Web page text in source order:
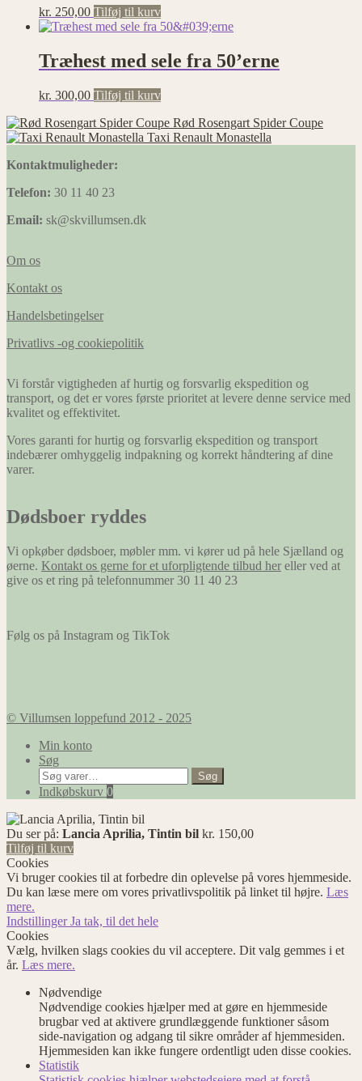
kr. 250,00 Tilføj til kurv
Træhest med sele fra 50’erne
kr. 300,00 Tilføj til kurv
Rød Rosengart Spider Coupe
Taxi Renault Monastella
Kontaktmuligheder:
Telefon: 30 11 40 23
Email: sk@skvillumsen.dk
Om os
Kontakt os
Handelsbetingelser
Privatlivs -og cookiepolitik
Vi forstår vigtigheden af hurtig og forsvarlig ekspedition og
transport, og det er vores første prioritet at levere denne service med
kvalitet og effektivitet.
Vores garanti for hurtig og forsvarlig ekspedition og transport
indebærer omhyggelig indpakning og korrekt håndtering af dine
varer.
Dødsboer ryddes
Vi opkøber dødsboer, møbler mm. vi kører ud på hele Sjælland og
øerne. Kontakt os gerne for et uforpligtende tilbud her eller ved at
give os et ring på telefonnummer 30 11 40 23
Følg os på Instagram og TikTok
© Villumsen loppefund 2012 - 2025
Min konto
Søg
Søg
efter:
Søg
Indkøbskurv 0
Du ser på: Lancia Aprilia, Tintin bil kr. 150,00
Tilføj til kurv
Cookies
Vi bruger cookies til at forbedre din oplevelse på vores hjemmeside.
Du kan læse mere om vores privatlivspolitik på linket til højre. Læs
mere.
IndstillingerJa tak, til det hele
Cookies
Vælg, hvilken slags cookies du vil acceptere. Dit valg gemmes i et
år. Læs mere.
Nødvendige
Nødvendige cookies hjælper med at gøre en hjemmeside
brugbar ved at aktivere grundlæggende funktioner såsom
side-navigation og adgang til sikre områder af hjemmesiden.
Hjemmesiden kan ikke fungere ordentligt uden disse cookies.
Statistik